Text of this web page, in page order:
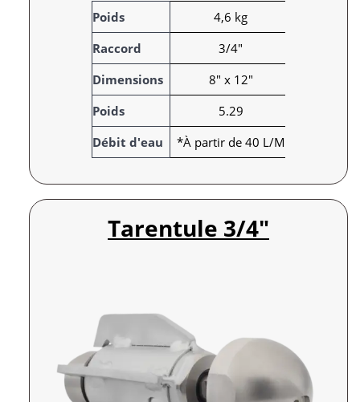
A
t
t
r
i
b
u
t
V
a
l
e
u
Poids
4,6 kg
Raccord
3/4"
Dimensions
8" x 12"
Poids
5.29
Débit d'eau
*À partir de 40 L/M
Tarentule 3/4″